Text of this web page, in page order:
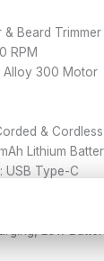
& Beard Trimmer
RPM
Alloy 300 Motor
&
Lithium
USB Type-C
Low